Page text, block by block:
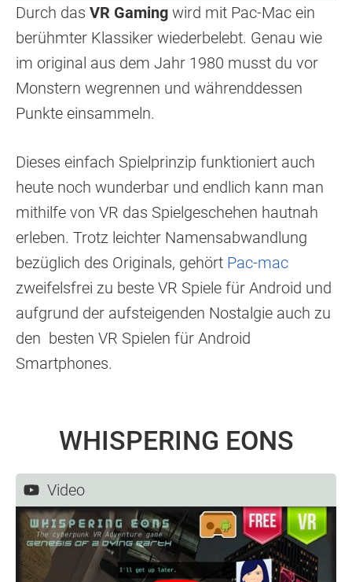
Durch das VR Gaming wird mit Pac-Mac ein
berühmter Klassiker wiederbelebt. Genau wie
im original aus dem Jahr 1980 musst du vor
Monstern wegrennen und währenddessen
Punkte einsammeln.
Dieses einfach Spielprinzip funktioniert auch
heute noch wunderbar und endlich kann man
mithilfe von VR das Spielgeschehen hautnah
erleben. Trotz leichter Namensabwandlung
bezüglich des Originals, gehört Pac-mac
zweifelsfrei zu beste VR Spiele für Android und
aufgrund der aufsteigenden Nostalgie auch zu
den besten VR Spielen für Android
Smartphones.
​WHISPERING EONS
Video